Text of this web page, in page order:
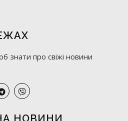
знати про свіжі новини